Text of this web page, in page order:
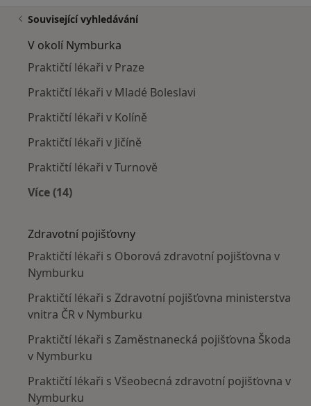
Související vyhledávání
V okolí Nymburka
Praktičtí lékaři v Praze
Praktičtí lékaři v Mladé Boleslavi
Praktičtí lékaři v Kolíně
Praktičtí lékaři v Jičíně
Praktičtí lékaři v Turnově
Více (14)
Zdravotní pojišťovny
Praktičtí lékaři s Oborová zdravotní pojišťovna v
Nymburku
Praktičtí lékaři s Zdravotní pojišťovna ministerstva
vnitra ČR v Nymburku
Praktičtí lékaři s Zaměstnanecká pojišťovna Škoda
v Nymburku
Praktičtí lékaři s Všeobecná zdravotní pojišťovna v
Nymburku